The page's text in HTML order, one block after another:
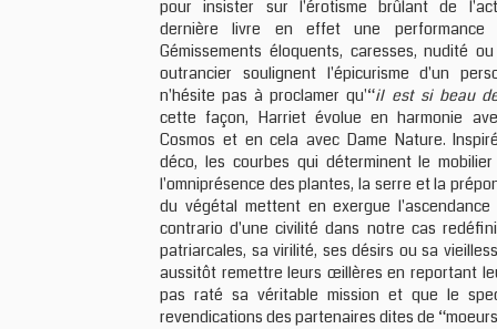
pour insister sur l'érotisme brûlant de
dernière livre en effet une performance
Gémissements éloquents, caresses, nudité
outrancier soulignent l'épicurisme d'un
n'hésite pas à proclamer qu'“il est si beau
cette façon, Harriet évolue en harmonie
Cosmos et en cela avec Dame Nature.
déco, les courbes qui déterminent le
l'omniprésence des plantes, la serre et la
du végétal mettent en exergue
contrario d'une civilité dans notre cas
patriarcales, sa virilité, ses désirs ou sa
aussitôt remettre leurs œillères en reportant
pas raté sa véritable mission et que le
revendications des partenaires dites de